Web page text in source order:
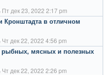
Пт дек 23, 2022 2:17 pm
Кронштадта в отличном
Чт дек 22, 2022 4:56 pm
мясных и полезных
Чт дек 22, 2022 2:26 pm